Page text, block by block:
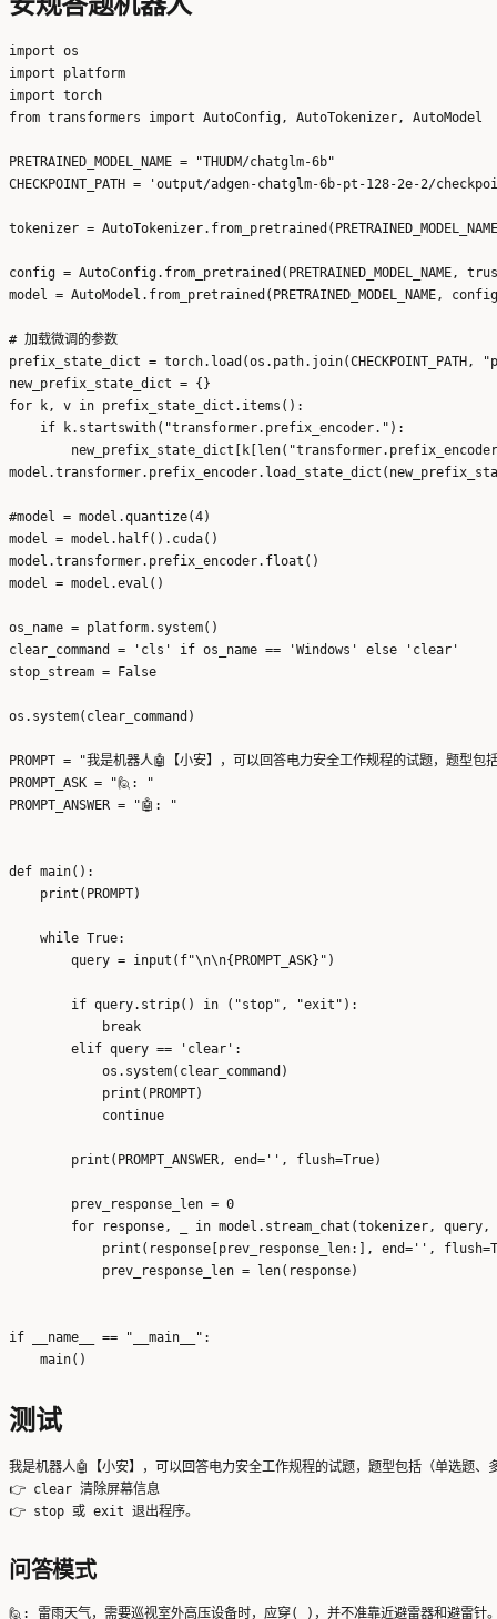
安规答题机器人
import os
import platform
import torch
from transformers import AutoConfig, AutoTokenizer, AutoModel
PRETRAINED_MODEL_NAME = "THUDM/chatglm-6b"
CHECKPOINT_PATH = 'output/adgen-chatglm-6b-pt-128-2e-2/
tokenizer =
config = AutoConfig.from_pretrained(PRETRAINED_MODEL_NAME,
model = AutoModel.from_pretrained(PRETRAINED_MODEL_NAME,
# 加载微调的参数
prefix_state_dict = torch.load(os.path.join(CHECKPOINT_PATH,
new_prefix_state_dict = {}
for k, v in prefix_state_dict.items():
    if k.startswith("transformer.prefix_encoder."):
#model = model.quantize(4)
model = model.half().cuda()
model.transformer.prefix_encoder.float()
model = model.eval()
os_name = platform.system()
clear_command = 'cls' if os_name == 'Windows' else 'clear'
stop_stream = False
os.system(clear_command)
PROMPT = "我是机器人🤖【小安】，可以回答电力安全工作规程的试题，
PROMPT_ASK = "🙋: "
PROMPT_ANSWER = "🤖: "
def main():
    print(PROMPT)
    while True:
        query = input(f"\n\n{PROMPT_ASK}")
        if query.strip() in ("stop", "exit"):
            break
        elif query == 'clear':
            os.system(clear_command)
            print(PROMPT)
            continue
        print(PROMPT_ANSWER, end='', flush=True)
        prev_response_len = 0
for response, _ in model.stream_chat(tokenizer,
print(response[prev_response_len:], end='',
            prev_response_len = len(response)
if __name__ == "__main__":
测试
我是机器人🤖【小安】，可以回答电力安全工作规程的试题，题型包括（单选题、
👉 clear 清除屏幕信息
问答模式
🙋: 雷雨天气，需要巡视室外高压设备时，应穿( )，并不准靠近避雷器和避雷针